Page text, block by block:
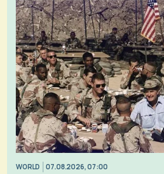
WORLD 07.08.2026, 07:00